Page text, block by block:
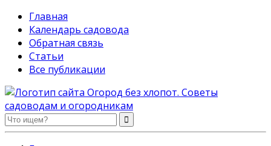
Главная
Календарь садовода
Обратная связь
Статьи
Все публикации
Огород без хлопот. Советы садоводам и огородникам